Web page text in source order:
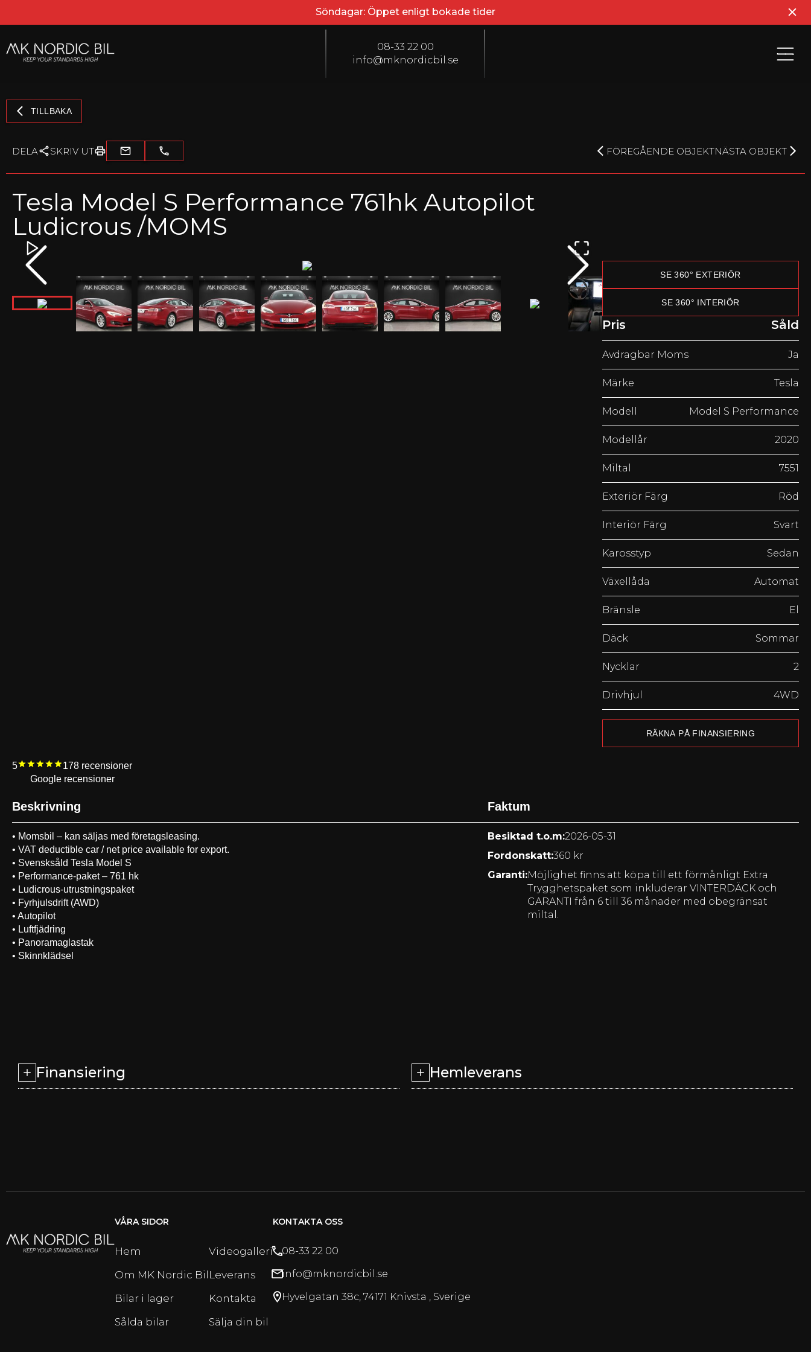
Söndagar: Öppet enligt bokade tider
08-33 22 00
info@mknordicbil.se
TILLBAKA
DELA SKRIV UT FÖREGÅENDE OBJEKTNÄSTA OBJEKT
Tesla Model S Performance 761hk Autopilot
Ludicrous /MOMS
SE 360° EXTERIÖR
SE 360° INTERIÖR
Pris Såld
Avdragbar Moms Ja
Märke Tesla
Modell Model S Performance
Modellår 2020
Miltal 7551
Exteriör Färg Röd
Interiör Färg Svart
Karosstyp Sedan
Växellåda Automat
Bränsle El
Däck Sommar
Nycklar 2
Drivhjul 4WD
RÄKNA PÅ FINANSIERING
5 178 recensioner
Google recensioner
Beskrivning
• Momsbil – kan säljas med företagsleasing.
• VAT deductible car / net price available for export.
• Svensksåld Tesla Model S
• Performance-paket – 761 hk
• Ludicrous-utrustningspaket
• Fyrhjulsdrift (AWD)
• Autopilot
• Luftfjädring
• Panoramaglastak
• Skinnklädsel
Faktum
Besiktad t.o.m:2026-05-31
Fordonskatt:360 kr
Garanti:Möjlighet finns att köpa till ett förmånligt Extra
Trygghetspaket som inkluderar VINTERDÄCK och
GARANTI från 6 till 36 månader med obegränsat
miltal.
Finansiering Hemleverans
VÅRA SIDOR
Hem
Om MK Nordic Bil
Bilar i lager
Sålda bilar
Videogalleri
Leverans
Kontakta
Sälja din bil
KONTAKTA OSS
08-33 22 00
info@mknordicbil.se
Hyvelgatan 38c, 74171 Knivsta , Sverige